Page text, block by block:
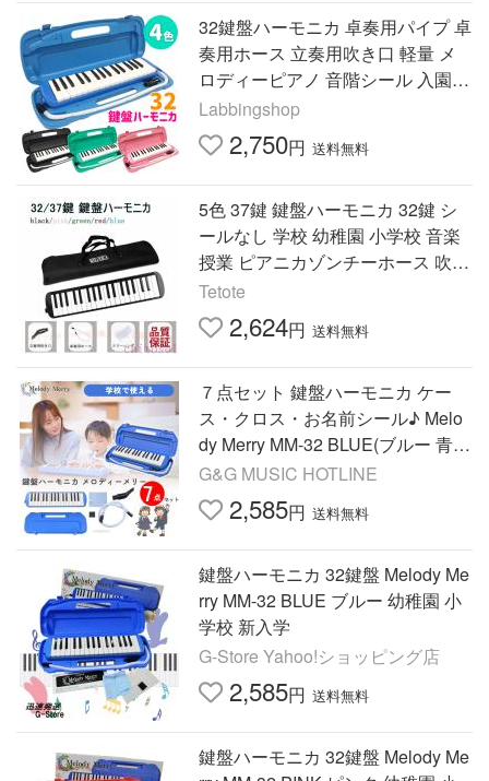
32鍵盤ハーモニカ 卓奏用パイプ 卓
奏用ホース 立奏用吹き口 軽量 メ
ロディーピアノ 音階シール 入園
入学 入園準備 送料無料 ###鍵盤K
FQ-32J-###
Labbingshop
2,750円 送料無料
5色 37鍵 鍵盤ハーモニカ 32鍵 シ
ールなし 学校 幼稚園 小学校 音楽
授業 ピアニカゾンチーホース 吹き
口 32鍵盤ハーモニカ 卓奏用パイプ
軽量 収納袋付き
Tetote
2,624円 送料無料
７点セット 鍵盤ハーモニカ ケー
ス・クロス・お名前シール♪ Melo
dy Merry MM-32 BLUE(ブルー 青)
アルト32鍵盤 小学校
G&G MUSIC HOTLINE
2,585円 送料無料
鍵盤ハーモニカ 32鍵盤 Melody Me
rry MM-32 BLUE ブルー 幼稚園 小
学校 新入学
G-Store Yahoo!ショッピング店
2,585円 送料無料
鍵盤ハーモニカ 32鍵盤 Melody Me